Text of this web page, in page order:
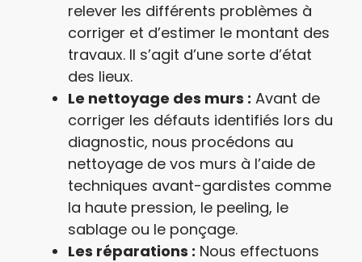
relever les différents problèmes à
corriger et d’estimer le montant des
travaux. Il s’agit d’une sorte d’état
des lieux.
Le nettoyage des murs : Avant de
corriger les défauts identifiés lors du
diagnostic, nous procédons au
nettoyage de vos murs à l’aide de
techniques avant-gardistes comme
la haute pression, le peeling, le
sablage ou le ponçage.
Les réparations : Nous effectuons